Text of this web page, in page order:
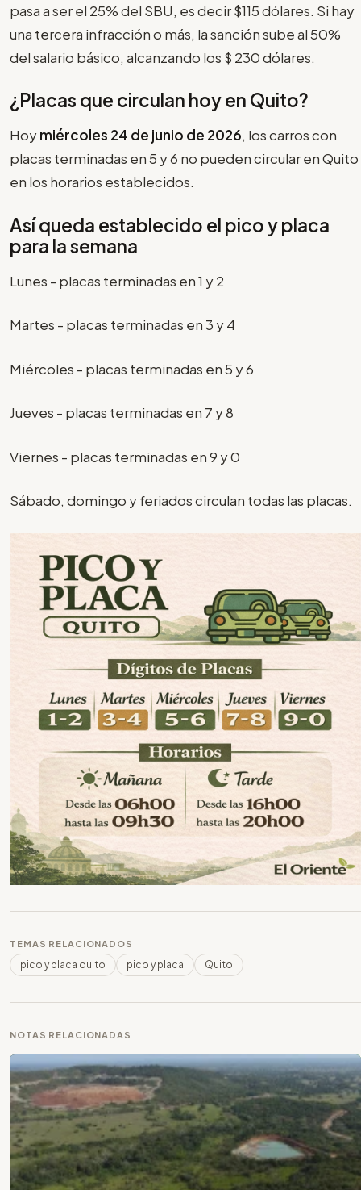
pasa a ser el 25% del SBU, es decir $115 dólares. Si hay
una tercera infracción o más, la sanción sube al 50%
del salario básico, alcanzando los $ 230 dólares.
¿Placas que circulan hoy en Quito?
Hoymiércoles 24 de junio de 2026, los carros con
placas terminadas en 5 y 6 no pueden circular en Quito
en los horarios establecidos.
Así queda establecido el pico y placa
para la semana
Lunes - placas terminadas en 1 y 2
Martes - placas terminadas en 3 y 4
Miércoles - placas terminadas en 5 y 6
Jueves - placas terminadas en 7 y 8
Viernes - placas terminadas en 9 y 0
Sábado, domingo y feriados circulan todas las placas.
TEMAS RELACIONADOS
pico y placa quito pico y placa Quito
NOTAS RELACIONADAS